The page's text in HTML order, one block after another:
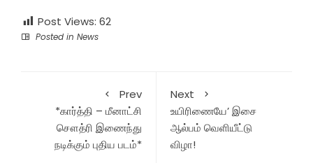
Post Views: 62
Posted in News
Prev
*கார்த்தி – மீனாட்சி
சௌத்ரி இணைந்து
நடிக்கும் புதிய படம்*
Next
உயிரிணையே’ இசை
ஆல்பம் வெளியீட்டு
விழா!